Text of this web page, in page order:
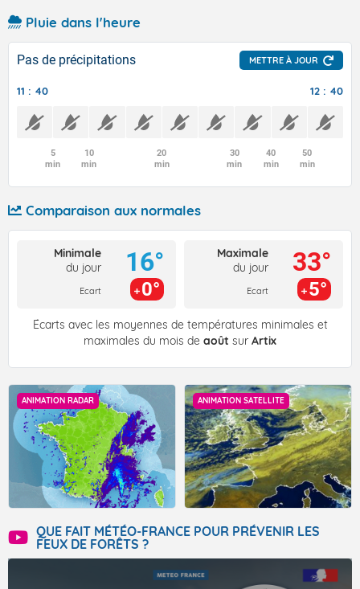
Pluie dans l'heure
Pas de précipitations METTRE À JOUR
11 : 40 12 : 40
5
min
10
min
20
min
30
min
40
min
50
min
Comparaison aux normales
Minimale
du jour
Ecart
16°
0°
Maximale
du jour
Ecart
33°
5°
Écarts avec les moyennes de températures minimales et
maximales du mois de août sur Artix
ANIMATION RADAR ANIMATION SATELLITE
QUE FAIT MÉTÉO-FRANCE POUR PRÉVENIR LES
FEUX DE FORÊTS ?